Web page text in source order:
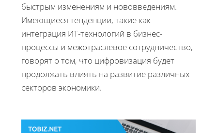
быстрым изменениям и нововведениям.
Имеющиеся тенденции, такие как
интеграция ИТ-технологий в бизнес-
процессы и межотраслевое сотрудничество,
говорят о том, что цифровизация будет
продолжать влиять на развитие различных
секторов экономики.